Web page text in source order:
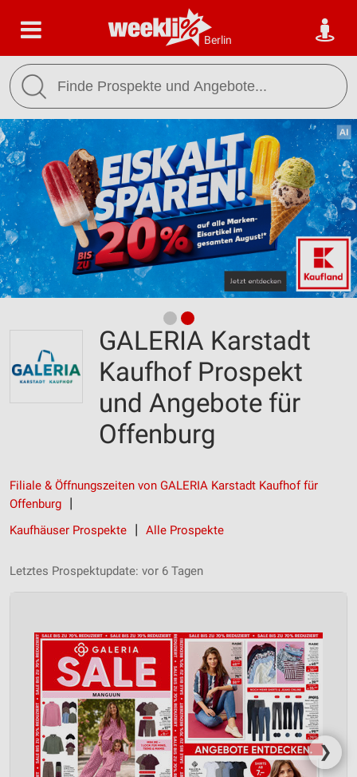
Berlin
GALERIA Karstadt
Kaufhof Prospekt
und Angebote für
Offenburg
Filiale & Öffnungszeiten von GALERIA Karstadt Kaufhof für
Offenburg
Kaufhäuser Prospekte
Alle Prospekte
Letztes Prospektupdate: vor 6 Tagen
❯